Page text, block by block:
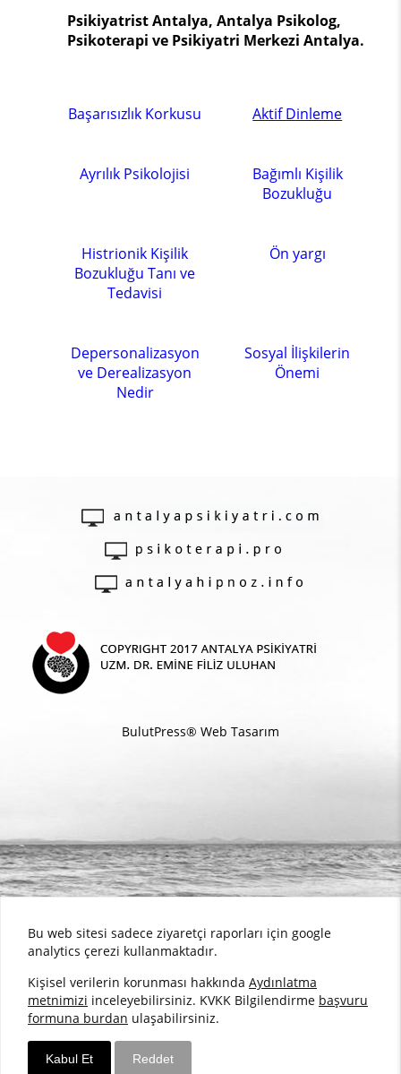
Psikiyatrist Antalya, Antalya Psikolog,
Psikoterapi ve Psikiyatri Merkezi Antalya.
Başarısızlık Korkusu Aktif Dinleme
Ayrılık Psikolojisi
Bağımlı Kişilik
Bozukluğu
Histrionik Kişilik
Bozukluğu Tanı ve
Tedavisi
Ön yargı
Depersonalizasyon
ve Derealizasyon
Nedir
Sosyal İlişkilerin
Önemi
Bu web sitesi sadece ziyaretçi raporları için google
analytics çerezi kullanmaktadır.
Kişisel verilerin korunması hakkında Aydınlatma
metnimizi inceleyebilirsiniz. KVKK Bilgilendirme başvuru
formuna burdan ulaşabilirsiniz.
Kabul Et Reddet
BulutPress® Web Tasarım